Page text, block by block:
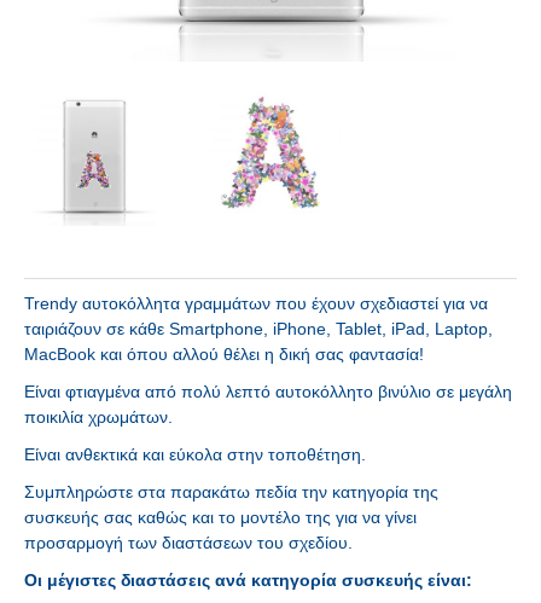
Trendy αυτοκόλλητα γραμμάτων που έχουν σχεδιαστεί για να
ταιριάζουν σε κάθε Smartphone, iPhone, Tablet, iPad, Laptop,
MacBook και όπου αλλού θέλει η δική σας φαντασία!
Είναι φτιαγμένα από πολύ λεπτό αυτοκόλλητο βινύλιο σε μεγάλη
ποικιλία χρωμάτων.
Είναι ανθεκτικά και εύκολα στην τοποθέτηση.
Συμπληρώστε στα παρακάτω πεδία την κατηγορία της
συσκευής σας καθώς και το μοντέλο της για να γίνει
προσαρμογή των διαστάσεων του σχεδίου.
Οι μέγιστες διαστάσεις ανά κατηγορία συσκευής είναι: